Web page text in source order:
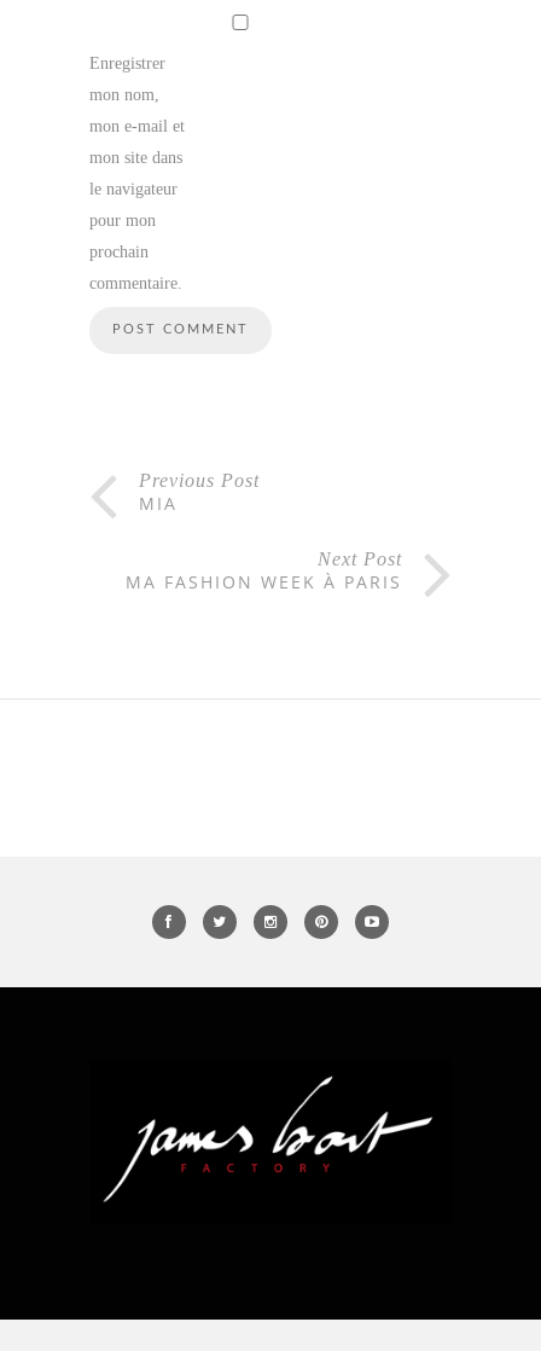
Enregistrer
mon nom,
mon e-mail et
mon site dans
le navigateur
pour mon
prochain
commentaire.
Previous Post
MIA
Next Post
MA FASHION WEEK À PARIS